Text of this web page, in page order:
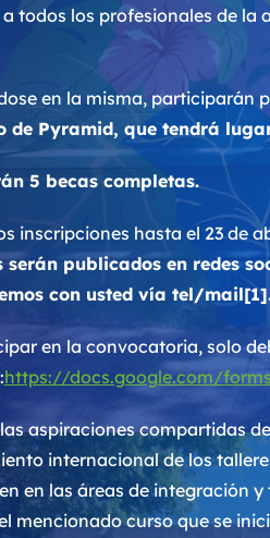
todos los profesionales de la
en la misma, participarán
de Pyramid, que tendrá
5 becas completas.
inscripciones hasta el 23 de
serán publicados en redes
con usted vía tel/
en la convocatoria, solo
https://docs.google.com/
aspiraciones compartidas
internacional de los
en las áreas de integración
mencionado curso que se